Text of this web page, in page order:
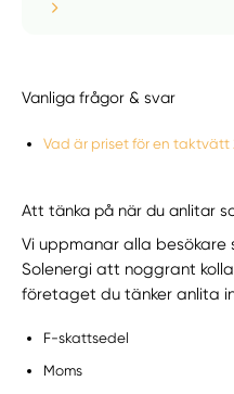
Vanliga frågor & svar
Vad är priset för en taktvätt
Att tänka på när du anlitar
Vi uppmanar alla besökare
Solenergi att noggrant
företaget du tänker anlita
F-skattsedel
Moms